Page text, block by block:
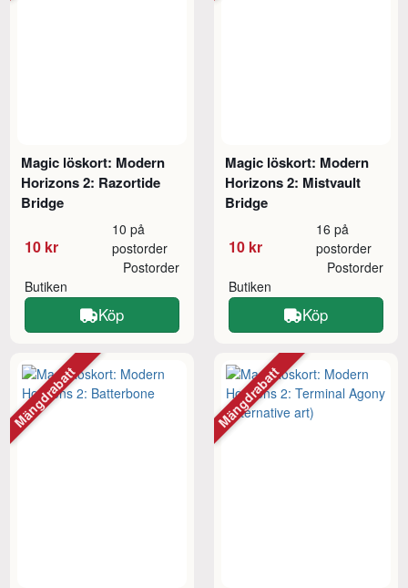
Magic löskort: Modern
Horizons 2: Razortide
Bridge
10 kr
10 på
postorder
Butiken
Postorder
Köp
Magic löskort: Modern
Horizons 2: Mistvault
Bridge
10 kr
16 på
postorder
Butiken
Postorder
Köp
Mängdrabatt Mängdrabatt